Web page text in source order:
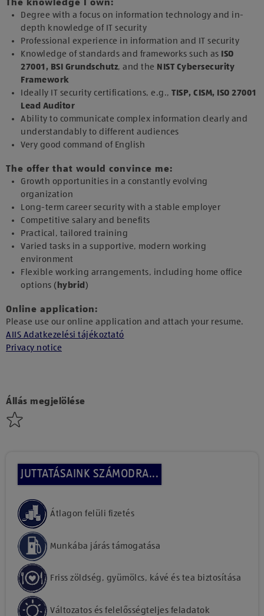
The knowledge I own:
Degree with a focus on information technology and in-
depth knowledge of IT security
Professional experience in information and IT security
Knowledge of standards and frameworks such as ISO
27001, BSI Grundschutz, and the NIST Cybersecurity
Framework
Ideally IT security certifications, e.g., TISP, CISM, ISO 27001
Lead Auditor
Ability to communicate complex information clearly and
understandably to different audiences
Very good command of English
The offer that would convince me:
Growth opportunities in a constantly evolving
organization
Long-term career security with a stable employer
Competitive salary and benefits
Practical, tailored training
Varied tasks in a supportive, modern working
environment
Flexible working arrangements, including home office
options ( hybrid )
Online application:
Please use our online application and attach your resume.
AIIS Adatkezelési tájékoztató
Privacy notice
Állás megjelölése
JUTTATÁSAINK SZÁMODRA...
Átlagon felüli fizetés
Munkába járás támogatása
Friss zöldség, gyümölcs, kávé és tea biztosítása
Változatos és felelősségteljes feladatok